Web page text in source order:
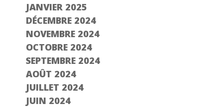
JANVIER 2025
DÉCEMBRE 2024
NOVEMBRE 2024
OCTOBRE 2024
SEPTEMBRE 2024
AOÛT 2024
JUILLET 2024
JUIN 2024